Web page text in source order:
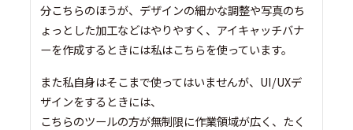
分こちらのほうが、デザインの細かな調整や写真のち
ょっとした加工などはやりやすく、アイキャッチバナ
ーを作成するときには私はこちらを使っています。
また私自身はそこまで使ってはいませんが、UI/UXデ
ザインをするときには、
こちらのツールの方が無制限に作業領域が広く、たく